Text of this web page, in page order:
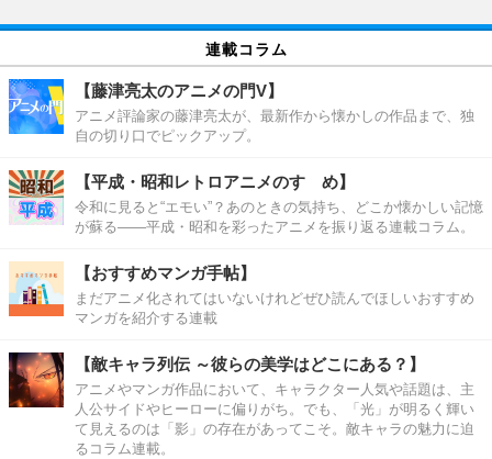
連載コラム
【藤津亮太のアニメの門V】
アニメ評論家の藤津亮太が、最新作から懐かしの作品まで、独
自の切り口でピックアップ。
【平成・昭和レトロアニメのすゝめ】
令和に見ると“エモい”？あのときの気持ち、どこか懐かしい記憶
が蘇る――平成・昭和を彩ったアニメを振り返る連載コラム。
【おすすめマンガ手帖】
まだアニメ化されてはいないけれどぜひ読んでほしいおすすめ
マンガを紹介する連載
【敵キャラ列伝 ～彼らの美学はどこにある？】
アニメやマンガ作品において、キャラクター人気や話題は、主
人公サイドやヒーローに偏りがち。でも、「光」が明るく輝い
て見えるのは「影」の存在があってこそ。敵キャラの魅力に迫
るコラム連載。